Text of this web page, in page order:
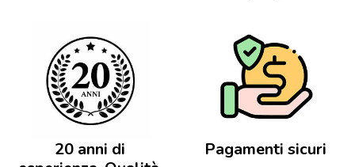
20 anni di
Pagamenti sicuri